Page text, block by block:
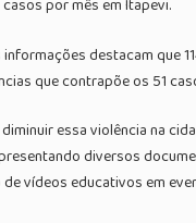
por mês em Itapevi.
destacam que
que contrapõe os 51
diminuir essa violência na
diversos
vídeos educativos em